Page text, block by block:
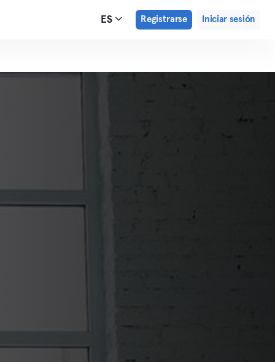
ES Registrarse Iniciar sesión